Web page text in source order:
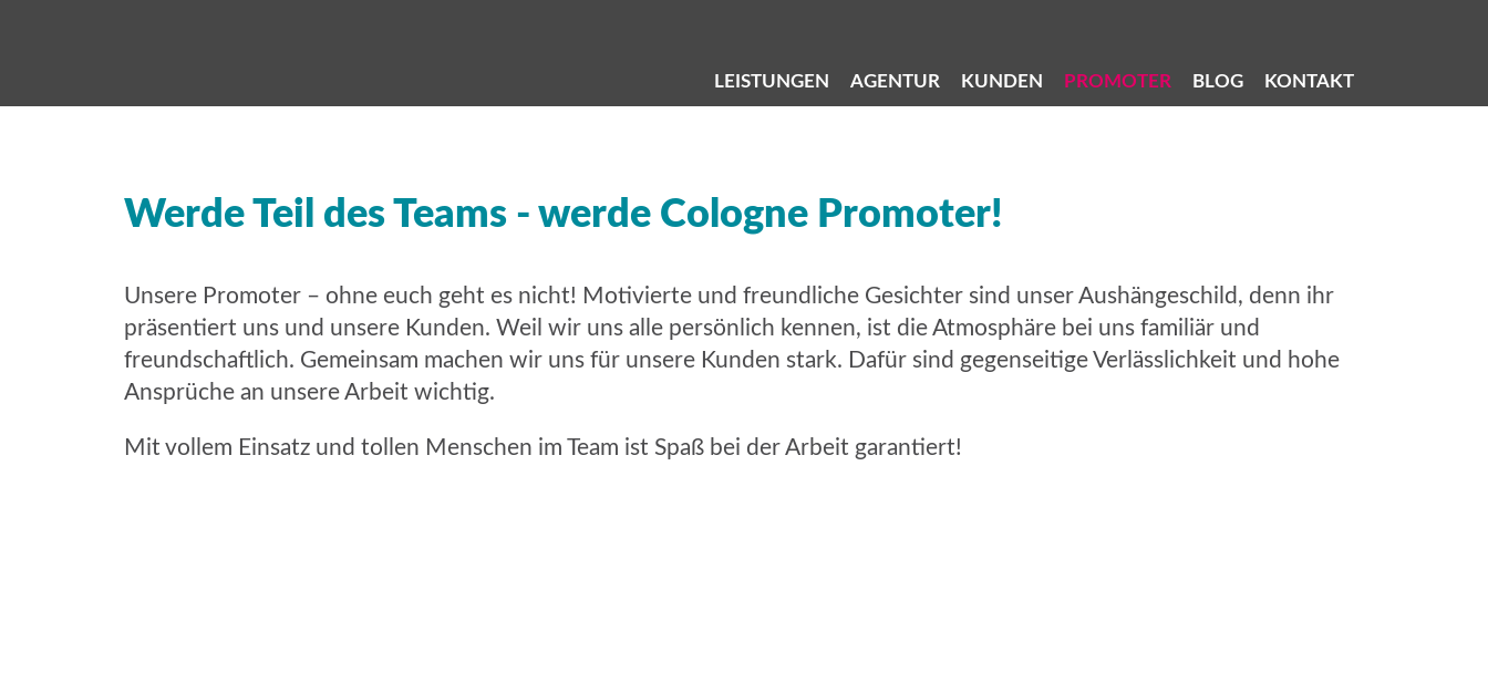
LEISTUNGEN AGENTUR KUNDEN PROMOTER BLOG KONTAKT
Werde Teil des Teams - werde Cologne Promoter!
Unsere Promoter – ohne euch geht es nicht! Motivierte und freundliche Gesichter sind unser Aushängeschild, denn ihr
präsentiert uns und unsere Kunden. Weil wir uns alle persönlich kennen, ist die Atmosphäre bei uns familiär und
freundschaftlich. Gemeinsam machen wir uns für unsere Kunden stark. Dafür sind gegenseitige Verlässlichkeit und hohe
Ansprüche an unsere Arbeit wichtig.
Mit vollem Einsatz und tollen Menschen im Team ist Spaß bei der Arbeit garantiert!